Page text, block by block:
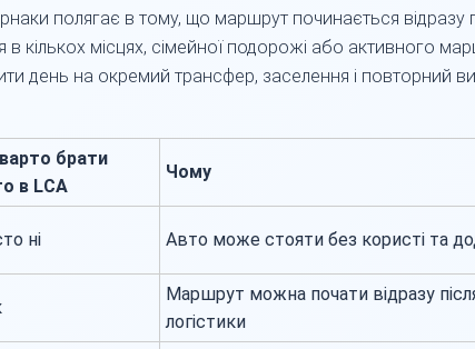
полягає в тому, що маршрут починається відразу
кількох місцях, сімейної подорожі або активного
день на окремий трансфер, заселення і повторний
брати
в LCA
Чому
ні Авто може стояти без користі та
Маршрут можна почати відразу
логістики